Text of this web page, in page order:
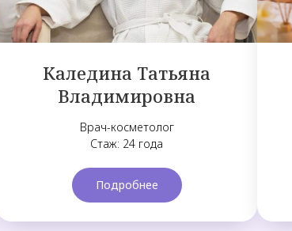
Каледина Татьяна
Владимировна
Врач-косметолог
Стаж: 24 года
Подробнее